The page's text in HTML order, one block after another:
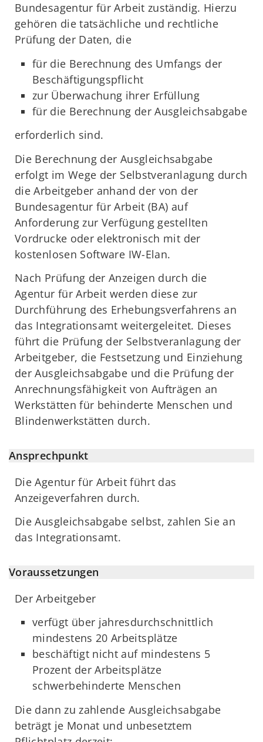
Bundesagentur für Arbeit zuständig. Hierzu
gehören die tatsächliche und rechtliche
Prüfung der Daten, die
für die Berechnung des Umfangs der
Beschäftigungspflicht
zur Überwachung ihrer Erfüllung
für die Berechnung der Ausgleichsabgabe
erforderlich sind.
Die Berechnung der Ausgleichsabgabe
erfolgt im Wege der Selbstveranlagung durch
die Arbeitgeber anhand der von der
Bundesagentur für Arbeit (BA) auf
Anforderung zur Verfügung gestellten
Vordrucke oder elektronisch mit der
kostenlosen Software IW-Elan.
Nach Prüfung der Anzeigen durch die
Agentur für Arbeit werden diese zur
Durchführung des Erhebungsverfahrens an
das Integrationsamt weitergeleitet. Dieses
führt die Prüfung der Selbstveranlagung der
Arbeitgeber, die Festsetzung und Einziehung
der Ausgleichsabgabe und die Prüfung der
Anrechnungsfähigkeit von Aufträgen an
Werkstätten für behinderte Menschen und
Blindenwerkstätten durch.
Ansprechpunkt
Die Agentur für Arbeit führt das
Anzeigeverfahren durch.
Die Ausgleichsabgabe selbst, zahlen Sie an
das Integrationsamt.
Voraussetzungen
Der Arbeitgeber
verfügt über jahresdurchschnittlich
mindestens 20 Arbeitsplätze
beschäftigt nicht auf mindestens 5
Prozent der Arbeitsplätze
schwerbehinderte Menschen
Die dann zu zahlende Ausgleichsabgabe
beträgt je Monat und unbesetztem